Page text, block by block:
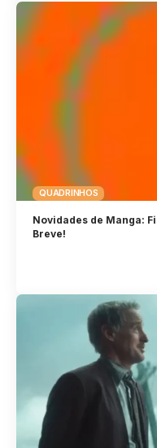
QUADRINHOS
Novidades de Manga:
Breve!